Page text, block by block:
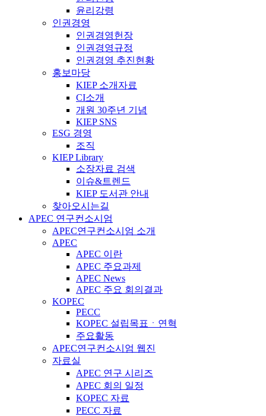
윤리강령
인권경영
인권경영헌장
인권경영규정
인권경영 추진현황
홍보마당
KIEP 소개자료
CI소개
개원 30주년 기념
KIEP SNS
ESG 경영
조직
KIEP Library
소장자료 검색
이슈&트렌드
KIEP 도서관 안내
찾아오시는길
APEC 연구컨소시엄
APEC연구컨소시엄 소개
APEC
APEC 이란
APEC 주요과제
APEC News
APEC 주요 회의결과
KOPEC
PECC
KOPEC 설립목표ㆍ연혁
주요활동
APEC연구컨소시엄 웹진
자료실
APEC 연구 시리즈
APEC 회의 일정
KOPEC 자료
PECC 자료